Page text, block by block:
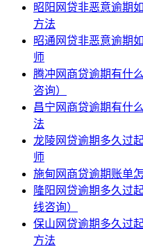
昭阳网贷非恶意逾期
方法
昭通网贷非恶意逾期
师
腾冲网商贷逾期有什
咨询）
昌宁网商贷逾期有什
法
龙陵网贷逾期多久过
师
施甸网商贷逾期账单
隆阳网贷逾期多久过
线咨询）
保山网贷逾期多久过
方法